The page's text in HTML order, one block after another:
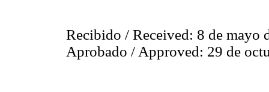
Recibido / Received: 8 de mayo
Aprobado / Approved: 29 de